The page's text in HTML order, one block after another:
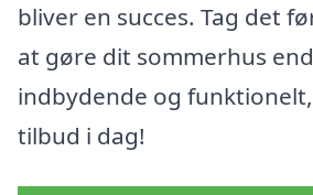
bliver en succes. Tag det
at gøre dit sommerhus
indbydende og
tilbud i dag!